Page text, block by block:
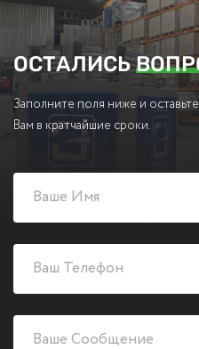
ОСТАЛИСЬ
Заполните поля ниже и
Вам в кратчайшие сроки.